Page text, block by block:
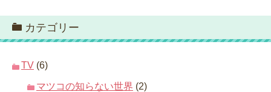
カテゴリー
TV (6)
マツコの知らない世界 (2)